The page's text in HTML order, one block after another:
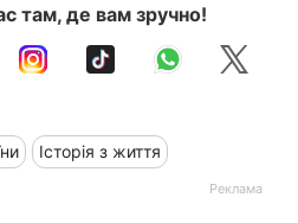
там, де вам зручно!
Історія з життя